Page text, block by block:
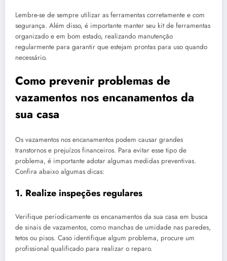
Lembre-se de sempre utilizar as ferramentas corretamente e com
segurança. Além disso, é importante manter seu kit de ferramentas
organizado e em bom estado, realizando manutenção
regularmente para garantir que estejam prontas para uso quando
necessário.
Como prevenir problemas de
vazamentos nos encanamentos da
sua casa
Os vazamentos nos encanamentos podem causar grandes
transtornos e prejuízos financeiros. Para evitar esse tipo de
problema, é importante adotar algumas medidas preventivas.
Confira abaixo algumas dicas:
1. Realize inspeções regulares
Verifique periodicamente os encanamentos da sua casa em busca
de sinais de vazamentos, como manchas de umidade nas paredes,
tetos ou pisos. Caso identifique algum problema, procure um
profissional qualificado para realizar o reparo.